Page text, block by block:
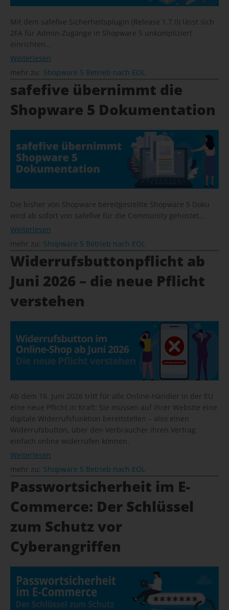
Mit dem safefive Sicherheitsplugin (Release 1.7.0) lässt sich
2FA für Admin-Zugänge in Shopware 5 unkompliziert
einrichten…
Weiterlesen
mehr zu: Shopware 5 Betrieb nach EOL
safefive übernimmt die
Shopware 5 Dokumentation
Die bisher von Shopware bereitgestellte Shopware 5 Doku
wird ab sofort von safefive für die Community gehostet…
Weiterlesen
mehr zu: Shopware 5 Betrieb nach EOL
Widerrufsbuttonpflicht ab
Juni 2026 – die neue Pflicht
verstehen
Ab dem 16. Juni 2026 tritt für alle Online-Händler in der EU
eine neue Pflicht in Kraft: Sie müssen auf ihrer Website eine
digitale Widerrufsfunktion bereitstellen – also einen
Widerrufsbutton, über den Verbraucher ihren Vertrag
einfach online widerrufen können.
Weiterlesen
mehr zu: Shopware 5 Betrieb nach EOL
Passwortsicherheit im E-
Commerce: Der Schlüssel
zum Schutz vor
Cyberangriffen